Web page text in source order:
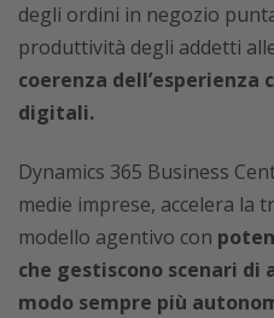
degli ordini in negozio
produttività degli addetti
coerenza
digitali.
Dynamics 365 Business
medie imprese, accelera la
modello agentivo con
che gestiscono scenari di
modo sempre più